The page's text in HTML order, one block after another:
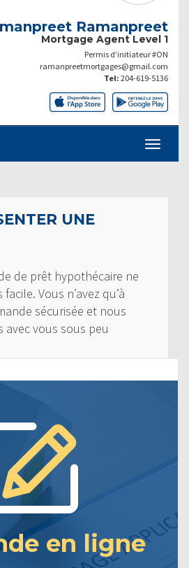
Ramanpreet
Mortgage Agent Level 1
Permis d’initiateur #ON
ramanpreetmortgages@gmail.com
Tel: 204-619-5136
UNE
de prêt hypothécaire ne
Vous n’avez qu’à
sécurisée et nous
vous sous peu
en ligne